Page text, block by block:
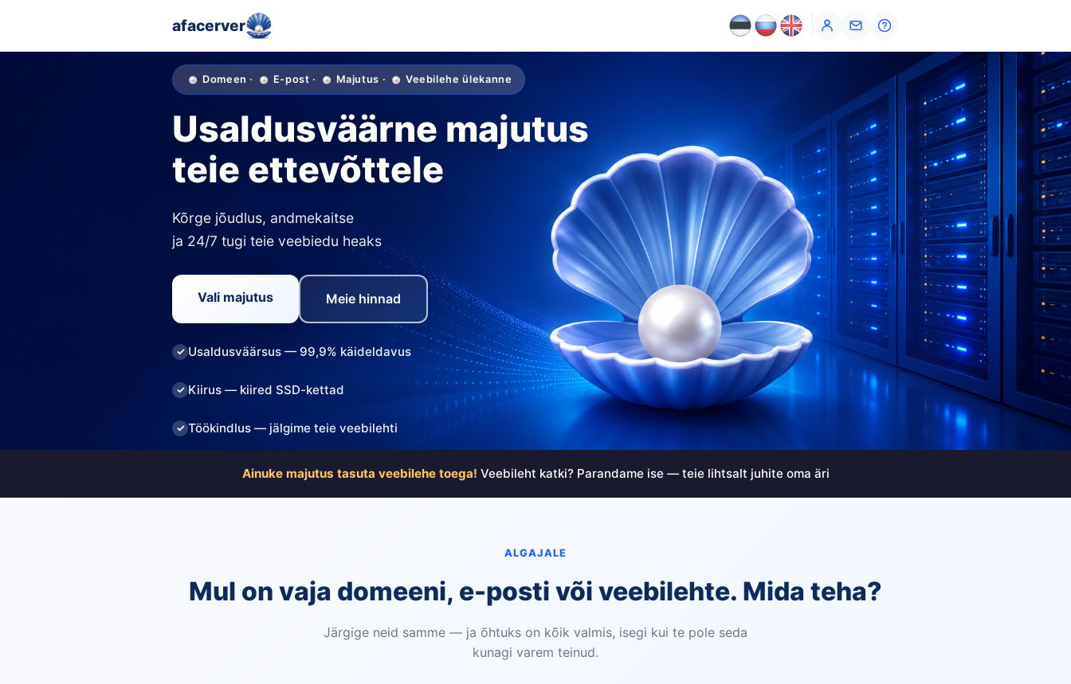
afacerver
Domeen · E-post · Majutus · Veebilehe ülekanne
Usaldusväärne majutus
teie ettevõttele
Kõrge jõudlus, andmekaitse
ja 24/7 tugi teie veebiedu heaks
Vali majutus Meie hinnad
Usaldusväärsus — 99,9% käideldavus
Kiirus — kiired SSD-kettad
Töökindlus — jälgime teie veebilehti
Ainuke majutus tasuta veebilehe toega! Veebileht katki? Parandame ise — teie lihtsalt juhite oma äri
ALGAJALE
Mul on vaja domeeni, e-posti või veebilehte. Mida teha?
Järgige neid samme — ja õhtuks on kõik valmis, isegi kui te pole seda
kunagi varem teinud.